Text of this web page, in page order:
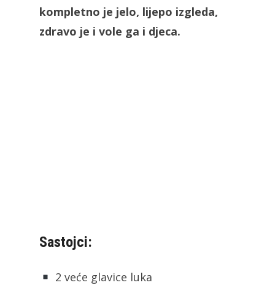
kompletno je jelo, lijepo izgleda,
zdravo je i vole ga i djeca.
Sastojci:
2 veće glavice luka